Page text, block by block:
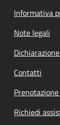
Informativa
Note legali
Contatti
Richiedi